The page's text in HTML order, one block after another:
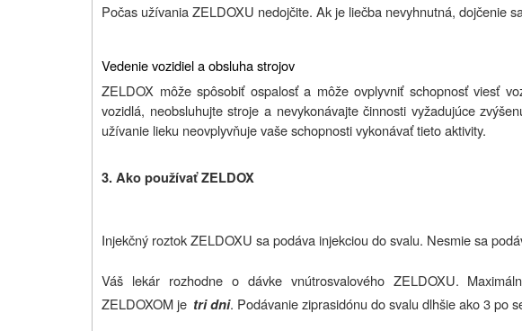
Počas užívania ZELDOXU nedojčite. Ak je liečba nevyhnutná, dojčenie
Vedenie vozidiel a obsluha strojov
ZELDOX môže spôsobiť ospalosť a môže ovplyvniť schopnosť viesť
vozidlá, neobsluhujte stroje a nevykonávajte činnosti vyžadujúce
užívanie lieku neovplyvňuje vaše schopnosti vykonávať tieto aktivity.
3. Ako používať ZELDOX
Injekčný roztok ZELDOXU sa podáva injekciou do svalu. Nesmie sa
Váš lekár rozhodne o dávke vnútrosvalového ZELDOXU.
ZELDOXOM je tri dni. Podávanie ziprasidónu do svalu dlhšie ako 3 po